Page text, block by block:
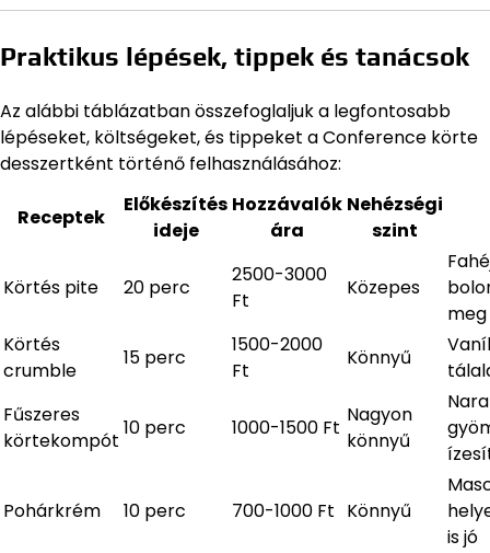
Praktikus lépések, tippek és tanácsok
Az alábbi táblázatban összefoglaljuk a legfontosabb
lépéseket, költségeket, és tippeket a Conference körte
desszertként történő felhasználásához:
Receptek
Előkészítés
ideje
Hozzávalók
ára
Nehézségi
szint
Körtés pite 20 perc
2500-3000
Ft
Közepes
meg
Körtés
crumble
15 perc
1500-2000
Ft
Könnyű
Fűszeres
körtekompót
10 perc 1000-1500 Ft
Nagyon
könnyű
Pohárkrém 10 perc 700-1000 Ft Könnyű
is jó